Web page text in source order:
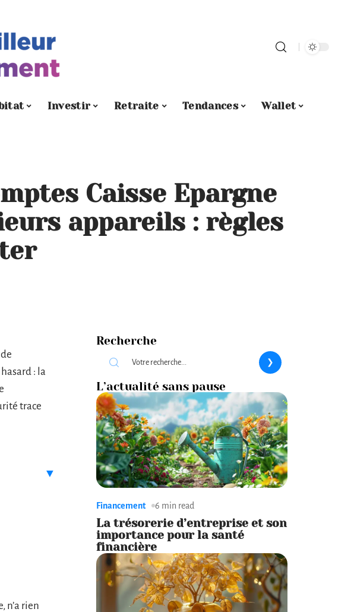
Investir Retraite Tendances Wallet
Caisse Epargne
appareils : règles
: la
trace
n’a rien
Recherche
L’actualité sans pause
Financement 6 min read
La trésorerie d’entreprise et son
importance pour la santé
financière